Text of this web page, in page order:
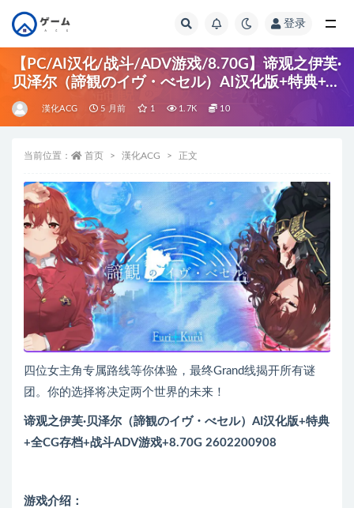
登录
【PC/AI汉化/战斗/ADV游戏/8.70G】谛观之伊芙·
贝泽尔（諦観のイヴ・べセル）AI汉化版+特典+全
CG存档+战斗ADV游戏+8.70G
漢化ACG 5 月前 1 1.7K 10
当前位置： 首页 漢化ACG 正文
四位女主角专属路线等你体验，最终Grand线揭开所有谜
团。你的选择将决定两个世界的未来！
谛观之伊芙·贝泽尔（諦観のイヴ・べセル）AI汉化版+特典
+全CG存档+战斗ADV游戏+8.70G 2602200908
游戏介绍：